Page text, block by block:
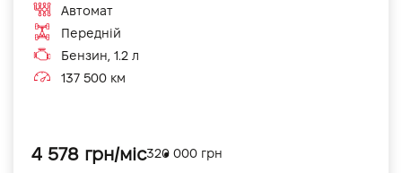
Автомат
Передній
Бензин, 1.2 л
137 500 км
4 578 грн/міс320 000 грн